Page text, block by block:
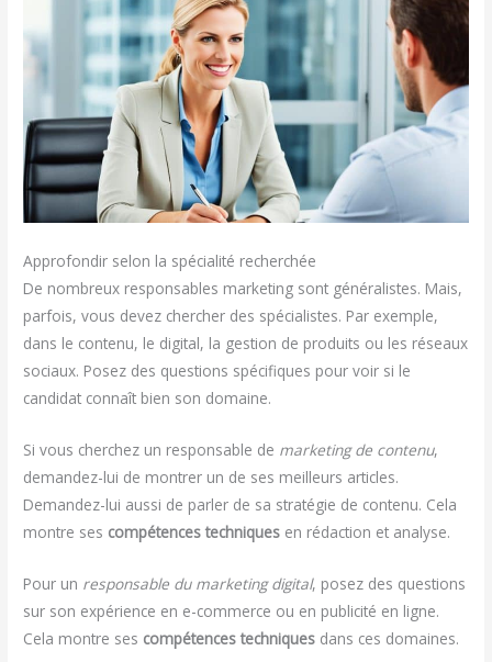
Approfondir selon la spécialité recherchée
De nombreux responsables marketing sont généralistes. Mais,
parfois, vous devez chercher des spécialistes. Par exemple,
dans le contenu, le digital, la gestion de produits ou les réseaux
sociaux. Posez des questions spécifiques pour voir si le
candidat connaît bien son domaine.
Si vous cherchez un responsable de marketing de contenu,
demandez-lui de montrer un de ses meilleurs articles.
Demandez-lui aussi de parler de sa stratégie de contenu. Cela
montre ses compétences techniques en rédaction et analyse.
Pour un responsable du marketing digital, posez des questions
sur son expérience en e-commerce ou en publicité en ligne.
Cela montre ses compétences techniques dans ces domaines.